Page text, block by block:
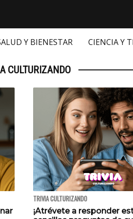
Y BIENESTAR CIENCIA Y
CULTURIZANDO
TRIVIA CULTURIZANDO
¡Atrévete a responder